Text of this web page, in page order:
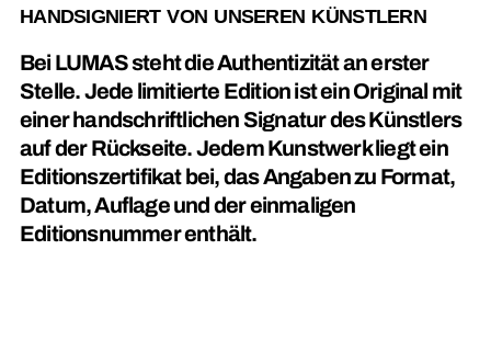
HANDSIGNIERT VON UNSEREN KÜNSTLERN
Bei LUMAS steht die Authentizität an erster
Stelle. Jede limitierte Edition ist ein Original mit
einer handschriftlichen Signatur des Künstlers
auf der Rückseite. Jedem Kunstwerk liegt ein
Editionszertifikat bei, das Angaben zu Format,
Datum, Auflage und der einmaligen
Editionsnummer enthält.